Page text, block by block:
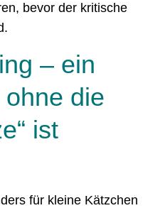
bevor der kritische
– ein
die
ist
für kleine Kätzchen